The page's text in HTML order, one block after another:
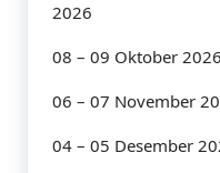
2026
08 – 09 Oktober
06 – 07 November
04 – 05 Desember